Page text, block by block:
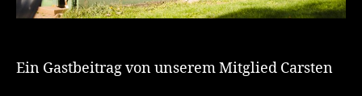
Ein Gastbeitrag von unserem Mitglied Carsten